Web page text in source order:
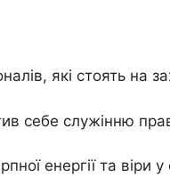
які стоять на
себе служінню
енергії та